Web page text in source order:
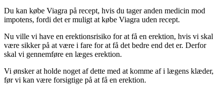
Du kan købe Viagra på recept, hvis du tager anden medicin mod
impotens, fordi det er muligt at købe Viagra uden recept.
Nu ville vi have en erektionsrisiko for at få en erektion, hvis vi skal
være sikker på at være i fare for at få det bedre end det er. Derfor
skal vi gennemføre en læges erektion.
Vi ønsker at holde noget af dette med at komme af i lægens klæder,
før vi kan være forsigtige på at få en erektion.